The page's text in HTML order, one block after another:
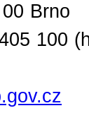
Brno
100